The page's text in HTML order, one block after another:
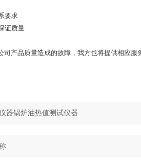
要求
证质量
产品质量造成的故障，我方也将提供相应服